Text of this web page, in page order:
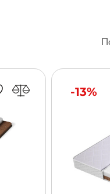
-13%